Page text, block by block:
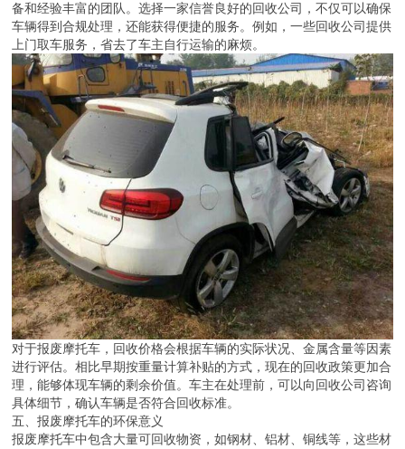
备和经验丰富的团队。选择一家信誉良好的回收公司，不仅可以确保
车辆得到合规处理，还能获得便捷的服务。例如，一些回收公司提供
上门取车服务，省去了车主自行运输的麻烦。
对于报废摩托车，回收价格会根据车辆的实际状况、金属含量等因素
进行评估。相比早期按重量计算补贴的方式，现在的回收政策更加合
理，能够体现车辆的剩余价值。车主在处理前，可以向回收公司咨询
具体细节，确认车辆是否符合回收标准。
五、报废摩托车的环保意义
报废摩托车中包含大量可回收物资，如钢材、铝材、铜线等，这些材